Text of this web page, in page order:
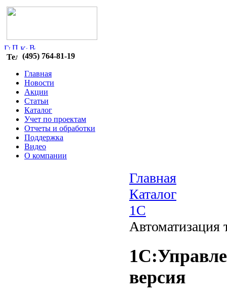
(495) 764-81-19
Главная
Новости
Акции
Статьи
Каталог
Учет по проектам
Отчеты и обработки
Поддержка
Видео
О компании
Главная
Каталог
1C
Автоматизация
версия